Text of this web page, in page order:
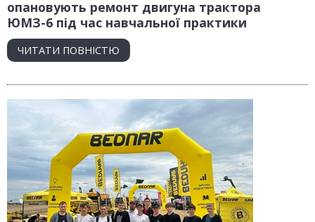
опановують ремонт двигуна трактора
ЮМЗ-6 під час навчальної практики
ЧИТАТИ ПОВНІСТЮ